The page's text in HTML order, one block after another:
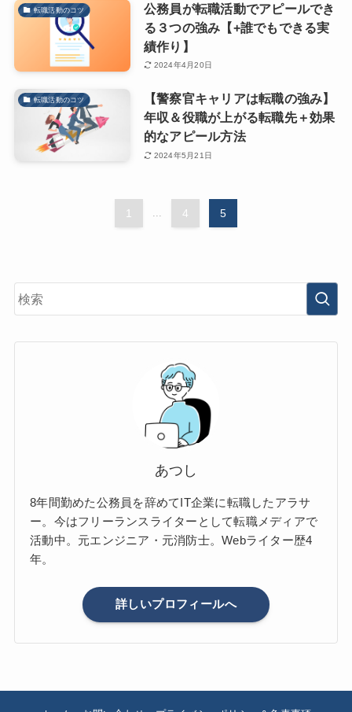
転職活動のコツ
公務員が転職活動でアピールでき
る３つの強み【+誰でもできる実
績作り】
2024年4月20日
転職活動のコツ
【警察官キャリアは転職の強み】
年収＆役職が上がる転職先＋効果
的なアピール方法
2024年5月21日
1 4 5
あつし
8年間勤めた公務員を辞めてIT企業に転職したアラサ
ー。今はフリーランスライターとして転職メディアで
活動中。元エンジニア・元消防士。Webライター歴4
年。
詳しいプロフィールへ